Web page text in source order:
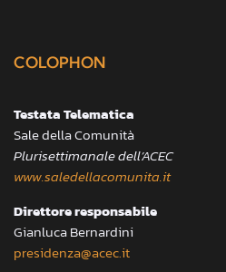
COLOPHON
Testata Telematica
Sale della Comunità
Plurisettimanale dell’ACEC
www.saledellacomunita.it
Direttore responsabile
Gianluca Bernardini
presidenza@acec.it